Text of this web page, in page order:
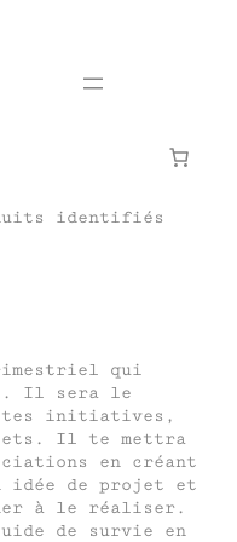
identifiés
qui
Il sera le
tes initiatives,
Il te mettra
en créant
idée de projet et
à le réaliser.
de survie en